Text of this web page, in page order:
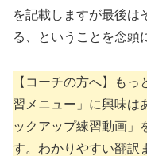
を記載しますが最後は
る、ということを念頭
【コーチの方へ】も
習メニュー」に興味
ックアップ練習動画」
す。わかりやすい翻訳